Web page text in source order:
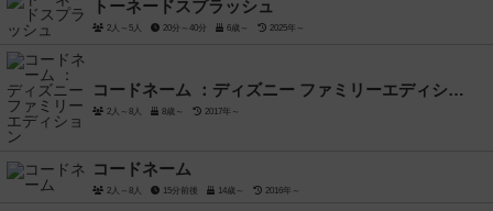
トーネードスプラッシュ
2人～5人 20分～40分 6歳～ 2025年～
コードネーム ：ディズニー ファミリーエディション
2人～8人 8歳～ 2017年～
コードネーム
2人～8人 15分前後 14歳～ 2016年～